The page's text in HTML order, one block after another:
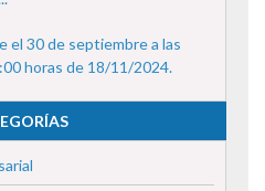
el 30 de septiembre a las
horas de 18/11/2024.